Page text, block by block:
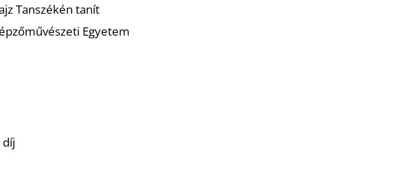
Tanszékén tanít
Egyetem
díj